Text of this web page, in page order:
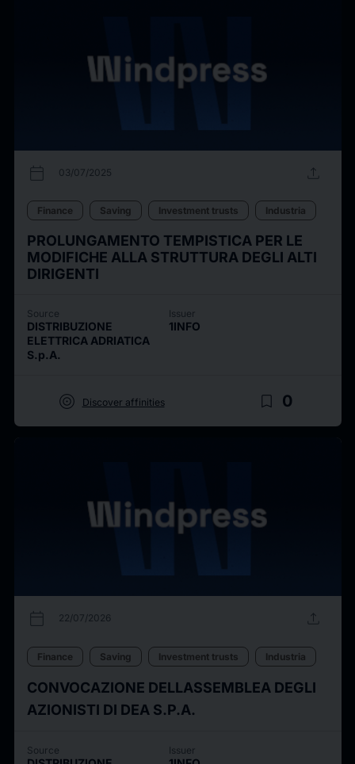
calendar_today 03/07/2025 upload
Finance Saving Investment trusts Industria
PROLUNGAMENTO TEMPISTICA PER LE
MODIFICHE ALLA STRUTTURA DEGLI ALTI
DIRIGENTI
Source
DISTRIBUZIONE
ELETTRICA ADRIATICA
S.p.A.
Issuer
1INFO
target Discover affinities bookmark_border 0
calendar_today 22/07/2026 upload
Finance Saving Investment trusts Industria
CONVOCAZIONE DELLASSEMBLEA DEGLI
AZIONISTI DI DEA S.P.A.
Source Issuer